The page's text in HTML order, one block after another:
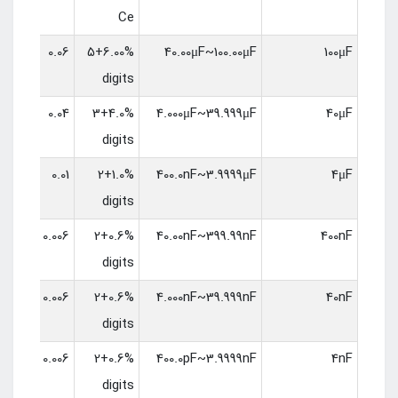
Ce
100μF
40.00μF~100.00μF
6.00%+5
digits
0.06
40μF
4.000μF~39.999μF
4.0%+3
digits
0.04
4μF
400.0nF~3.9999μF
1.0%+2
digits
0.01
400nF
40.00nF~399.99nF
0.6%+2
digits
0.006
40nF
4.000nF~39.999nF
0.6%+2
digits
0.006
4nF
400.0pF~3.9999nF
0.6%+2
digits
0.006